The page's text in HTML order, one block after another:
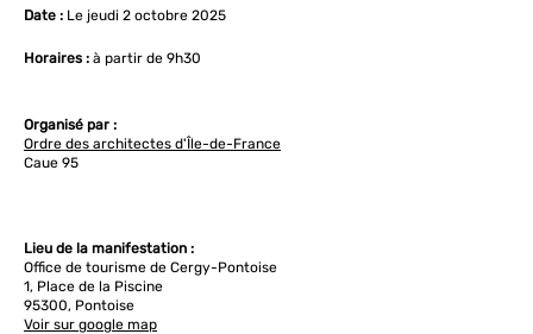
Date : Le jeudi 2 octobre 2025
Horaires : à partir de 9h30
Organisé par :
Ordre des architectes d'Île-de-France
Caue 95
Lieu de la manifestation :
Office de tourisme de Cergy-Pontoise
1, Place de la Piscine
95300, Pontoise
Voir sur google map